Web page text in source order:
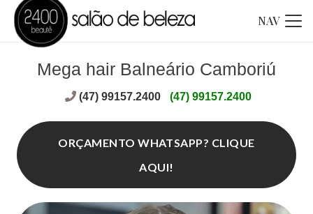
NAV
Mega hair Balneário Camboriú
(47) 99157.2400 (47) 99157.2400
ORÇAMENTO WHATSAPP? CLIQUE
AQUI!